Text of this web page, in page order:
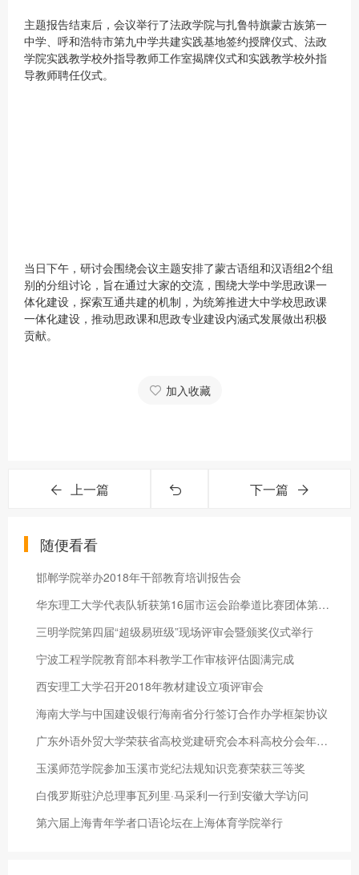
主题报告结束后，会议举行了法政学院与扎鲁特旗蒙古族第一
中学、呼和浩特市第九中学共建实践基地签约授牌仪式、法政
学院实践教学校外指导教师工作室揭牌仪式和实践教学校外指
导教师聘任仪式。
当日下午，研讨会围绕会议主题安排了蒙古语组和汉语组2个组
别的分组讨论，旨在通过大家的交流，围绕大学中学思政课一
体化建设，探索互通共建的机制，为统筹推进大中学校思政课
一体化建设，推动思政课和思政专业建设内涵式发展做出积极
贡献。
加入收藏
上一篇 下一篇
随便看看
邯郸学院举办2018年干部教育培训报告会
华东理工大学代表队斩获第16届市运会跆拳道比赛团体第三名
三明学院第四届“超级易班级”现场评审会暨颁奖仪式举行
宁波工程学院教育部本科教学工作审核评估圆满完成
西安理工大学召开2018年教材建设立项评审会
海南大学与中国建设银行海南省分行签订合作办学框架协议
广东外语外贸大学荣获省高校党建研究会本科高校分会年会论文评比
玉溪师范学院参加玉溪市党纪法规知识竞赛荣获三等奖
白俄罗斯驻沪总理事瓦列里·马采利一行到安徽大学访问
第六届上海青年学者口语论坛在上海体育学院举行